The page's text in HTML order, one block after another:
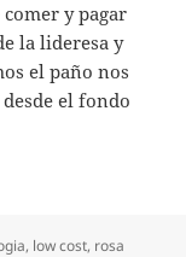
y pagar
la lideresa y
el paño nos
el fondo
, low cost, rosa